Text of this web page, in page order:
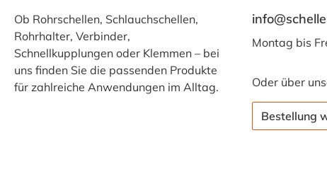
Ob Rohrschellen, Schlauchschellen,
Rohrhalter, Verbinder,
Schnellkupplungen oder Klemmen – bei
uns finden Sie die passenden Produkte
für zahlreiche Anwendungen im Alltag.
Montag bis
Oder über
Bestellung